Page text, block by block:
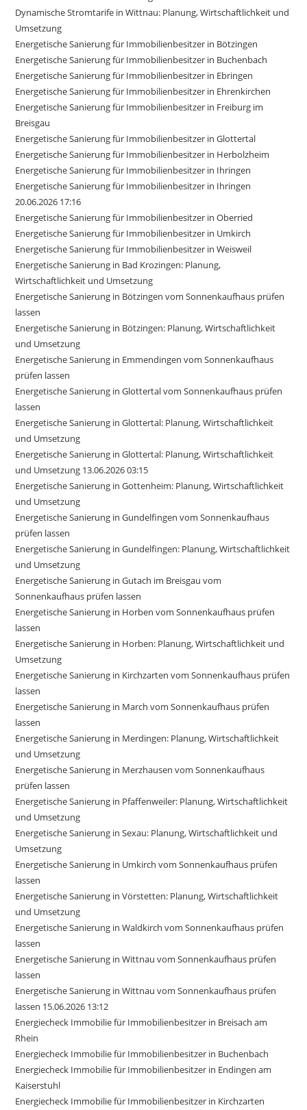
Dynamische Stromtarife in Wittnau: Planung, Wirtschaftlichkeit und
Umsetzung
Energetische Sanierung für Immobilienbesitzer in Bötzingen
Energetische Sanierung für Immobilienbesitzer in Buchenbach
Energetische Sanierung für Immobilienbesitzer in Ebringen
Energetische Sanierung für Immobilienbesitzer in Ehrenkirchen
Energetische Sanierung für Immobilienbesitzer in Freiburg im
Breisgau
Energetische Sanierung für Immobilienbesitzer in Glottertal
Energetische Sanierung für Immobilienbesitzer in Herbolzheim
Energetische Sanierung für Immobilienbesitzer in Ihringen
Energetische Sanierung für Immobilienbesitzer in Ihringen
20.06.2026 17:16
Energetische Sanierung für Immobilienbesitzer in Oberried
Energetische Sanierung für Immobilienbesitzer in Umkirch
Energetische Sanierung für Immobilienbesitzer in Weisweil
Energetische Sanierung in Bad Krozingen: Planung,
Wirtschaftlichkeit und Umsetzung
Energetische Sanierung in Bötzingen vom Sonnenkaufhaus prüfen
lassen
Energetische Sanierung in Bötzingen: Planung, Wirtschaftlichkeit
und Umsetzung
Energetische Sanierung in Emmendingen vom Sonnenkaufhaus
prüfen lassen
Energetische Sanierung in Glottertal vom Sonnenkaufhaus prüfen
lassen
Energetische Sanierung in Glottertal: Planung, Wirtschaftlichkeit
und Umsetzung
Energetische Sanierung in Glottertal: Planung, Wirtschaftlichkeit
und Umsetzung 13.06.2026 03:15
Energetische Sanierung in Gottenheim: Planung, Wirtschaftlichkeit
und Umsetzung
Energetische Sanierung in Gundelfingen vom Sonnenkaufhaus
prüfen lassen
Energetische Sanierung in Gundelfingen: Planung, Wirtschaftlichkeit
und Umsetzung
Energetische Sanierung in Gutach im Breisgau vom
Sonnenkaufhaus prüfen lassen
Energetische Sanierung in Horben vom Sonnenkaufhaus prüfen
lassen
Energetische Sanierung in Horben: Planung, Wirtschaftlichkeit und
Umsetzung
Energetische Sanierung in Kirchzarten vom Sonnenkaufhaus prüfen
lassen
Energetische Sanierung in March vom Sonnenkaufhaus prüfen
lassen
Energetische Sanierung in Merdingen: Planung, Wirtschaftlichkeit
und Umsetzung
Energetische Sanierung in Merzhausen vom Sonnenkaufhaus
prüfen lassen
Energetische Sanierung in Pfaffenweiler: Planung, Wirtschaftlichkeit
und Umsetzung
Energetische Sanierung in Sexau: Planung, Wirtschaftlichkeit und
Umsetzung
Energetische Sanierung in Umkirch vom Sonnenkaufhaus prüfen
lassen
Energetische Sanierung in Vörstetten: Planung, Wirtschaftlichkeit
und Umsetzung
Energetische Sanierung in Waldkirch vom Sonnenkaufhaus prüfen
lassen
Energetische Sanierung in Wittnau vom Sonnenkaufhaus prüfen
lassen
Energetische Sanierung in Wittnau vom Sonnenkaufhaus prüfen
lassen 15.06.2026 13:12
Energiecheck Immobilie für Immobilienbesitzer in Breisach am
Rhein
Energiecheck Immobilie für Immobilienbesitzer in Buchenbach
Energiecheck Immobilie für Immobilienbesitzer in Endingen am
Kaiserstuhl
Energiecheck Immobilie für Immobilienbesitzer in Kirchzarten